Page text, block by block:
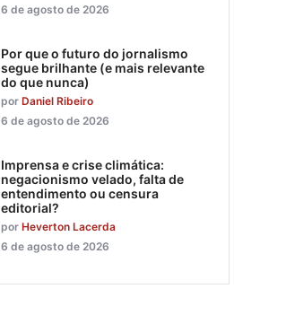
6 de agosto de 2026
Por que o futuro do jornalismo
segue brilhante (e mais relevante
do que nunca)
por Daniel Ribeiro
6 de agosto de 2026
Imprensa e crise climática:
negacionismo velado, falta de
entendimento ou censura
editorial?
por Heverton Lacerda
6 de agosto de 2026